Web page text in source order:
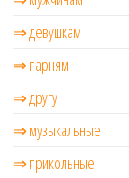
⇒ девушкам
⇒ парням
⇒ другу
⇒ музыкальные
⇒ прикольные